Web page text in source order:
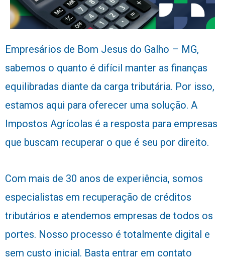
Empresários de Bom Jesus do Galho – MG,
sabemos o quanto é difícil manter as finanças
equilibradas diante da carga tributária. Por isso,
estamos aqui para oferecer uma solução. A
Impostos Agrícolas é a resposta para empresas
que buscam recuperar o que é seu por direito.
Com mais de 30 anos de experiência, somos
especialistas em recuperação de créditos
tributários e atendemos empresas de todos os
portes. Nosso processo é totalmente digital e
sem custo inicial. Basta entrar em contato